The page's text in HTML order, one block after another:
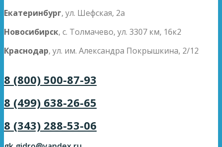
Екатеринбург, ул. Шефская, 2а
Новосибирск, с. Толмачево, ул. 3307 км, 16к2
Краснодар, ул. им. Александра Покрышкина, 2/12
8 (800) 500-87-93
8 (499) 638-26-65
8 (343) 288-53-06